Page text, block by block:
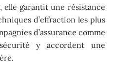
elle garantit une résistance
d’effraction les plus
d’assurance comme
y accordent une